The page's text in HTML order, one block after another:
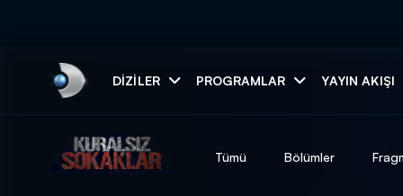
DIZILER PROGRAMLAR YAYIN AKIŞI
Tümü Bölümler